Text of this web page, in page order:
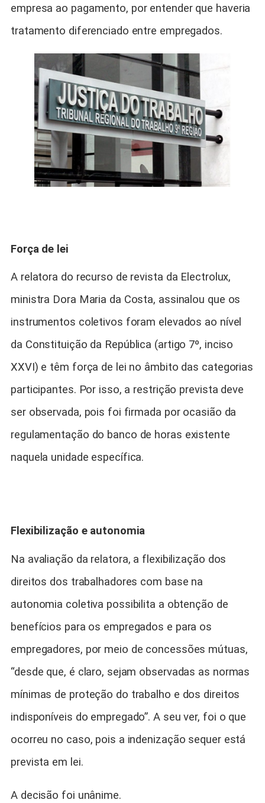
empresa ao pagamento, por entender que haveria
tratamento diferenciado entre empregados.
Força de lei
A relatora do recurso de revista da Electrolux,
ministra Dora Maria da Costa, assinalou que os
instrumentos coletivos foram elevados ao nível
da Constituição da República (artigo 7º, inciso
XXVI) e têm força de lei no âmbito das categorias
participantes. Por isso, a restrição prevista deve
ser observada, pois foi firmada por ocasião da
regulamentação do banco de horas existente
naquela unidade específica.
Flexibilização e autonomia
Na avaliação da relatora, a flexibilização dos
direitos dos trabalhadores com base na
autonomia coletiva possibilita a obtenção de
benefícios para os empregados e para os
empregadores, por meio de concessões mútuas,
“desde que, é claro, sejam observadas as normas
mínimas de proteção do trabalho e dos direitos
indisponíveis do empregado”. A seu ver, foi o que
ocorreu no caso, pois a indenização sequer está
prevista em lei.
A decisão foi unânime.